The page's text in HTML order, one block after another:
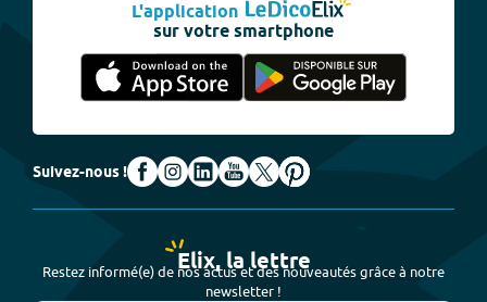
L'application
sur votre smartphone
Suivez-nous !
Elix, la lettre
Restez informé(e) de nos actus et des nouveautés grâce à notre
newsletter !